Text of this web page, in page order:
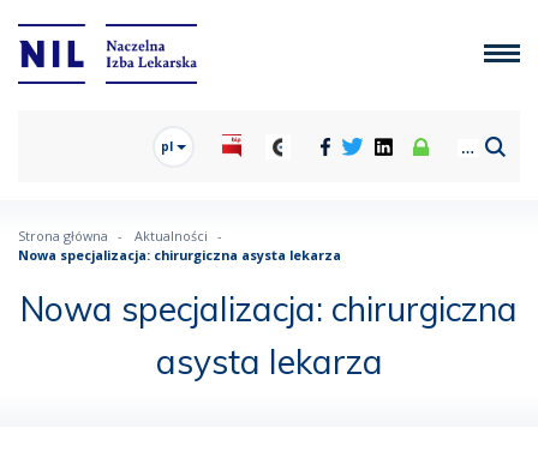
pl
Strona główna
Aktualności
Nowa specjalizacja: chirurgiczna asysta lekarza
Nowa specjalizacja: chirurgiczna
asysta lekarza